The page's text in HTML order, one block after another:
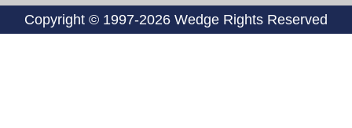
Copyright © 1997-2026 Wedge Rights Reserved